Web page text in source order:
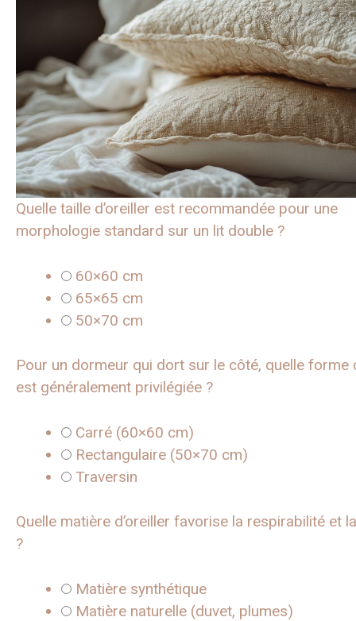
Quelle taille d’oreiller est recommandée pour une
morphologie standard sur un lit double ?
60×60 cm
65×65 cm
50×70 cm
Pour un dormeur qui dort sur le côté, quelle forme
est généralement privilégiée ?
Carré (60×60 cm)
Rectangulaire (50×70 cm)
Traversin
Quelle matière d’oreiller favorise la respirabilité et
?
Matière synthétique
Matière naturelle (duvet, plumes)